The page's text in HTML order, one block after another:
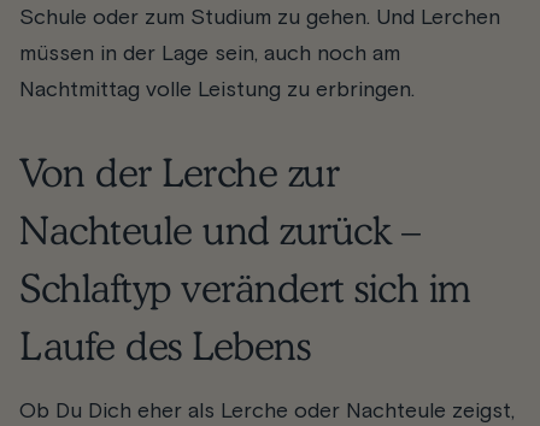
Schule oder zum Studium zu gehen. Und Lerchen
müssen in der Lage sein, auch noch am
Nachtmittag volle Leistung zu erbringen.
Von der Lerche zur
Nachteule und zurück –
Schlaftyp verändert sich im
Laufe des Lebens
Ob Du Dich eher als Lerche oder Nachteule zeigst,